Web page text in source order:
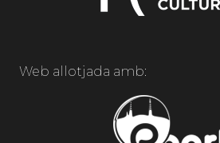
Web allotjada amb: